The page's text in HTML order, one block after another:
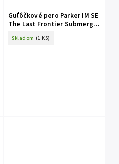
Guľôčkové pero Parker IM SE
The Last Frontier Submerge
Skladom (1 KS)